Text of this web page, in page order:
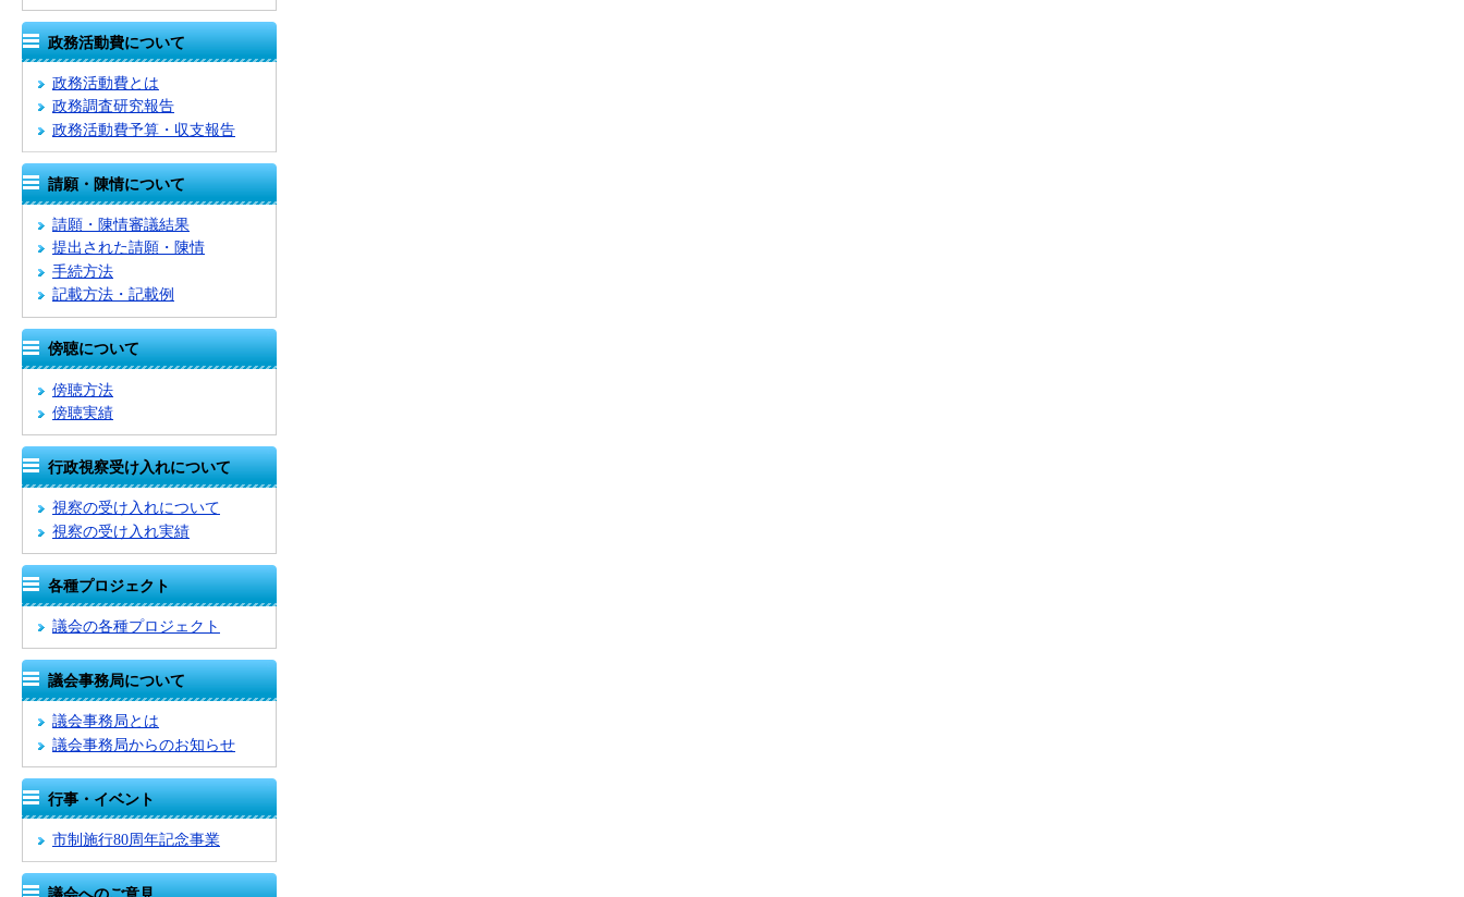
政務活動費について
政務活動費とは
政務調査研究報告
政務活動費予算・収支報告
請願・陳情について
請願・陳情審議結果
提出された請願・陳情
手続方法
記載方法・記載例
傍聴について
傍聴方法
傍聴実績
行政視察受け入れについて
視察の受け入れについて
視察の受け入れ実績
各種プロジェクト
議会の各種プロジェクト
議会事務局について
議会事務局とは
議会事務局からのお知らせ
行事・イベント
市制施行80周年記念事業